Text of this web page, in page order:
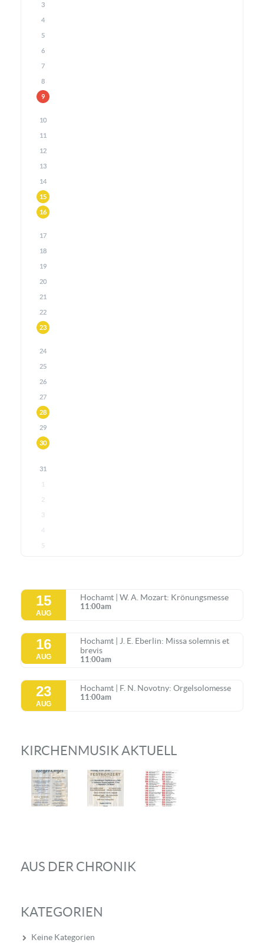
3
4
5
6
7
8
9
10
11
12
13
14
15
16
17
18
19
20
21
22
23
24
25
26
27
28
29
30
31
1
2
3
4
5
15
AUG
Hochamt | W. A. Mozart: Krönungsmesse
11:00am
16
AUG
Hochamt | J. E. Eberlin: Missa solemnis et
brevis
11:00am
23
AUG
Hochamt | F. N. Novotny: Orgelsolomesse
11:00am
KIRCHENMUSIK AKTUELL
AUS DER CHRONIK
KATEGORIEN
Keine Kategorien